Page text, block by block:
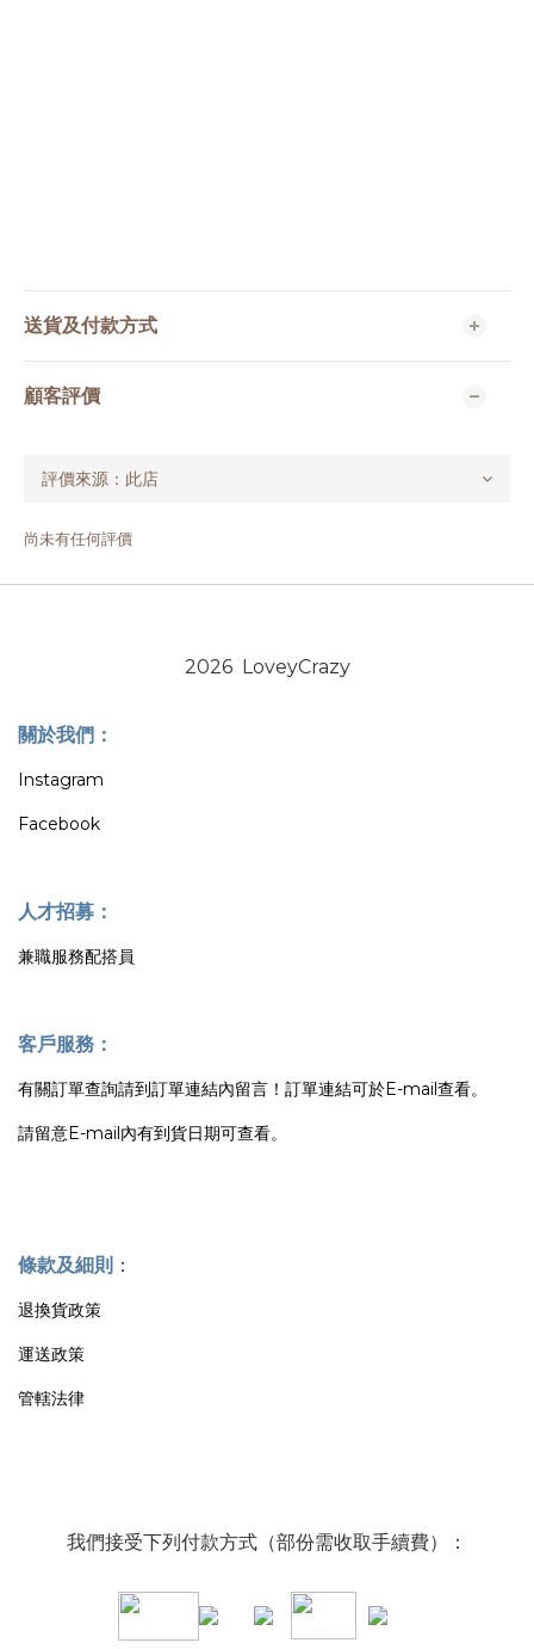
送貨及付款方式
顧客評價
尚未有任何評價
2026 LoveyCrazy
關於我們：
Instagram
Facebook
人才招募：
兼職服務配搭員
客戶服務：
有關訂單查詢請到訂單連結內留言！訂單連結可於E-mail查看。
請留意E-mail內有到貨日期可查看。
條款及細則 ：
退換貨政策
運送政策
管轄法律
我們接受下列付款方式（部份需收取手續費）：